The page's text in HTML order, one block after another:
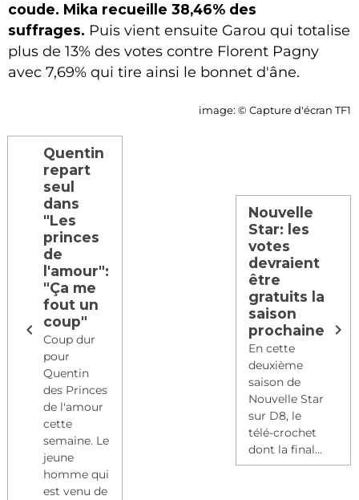
coude. Mika recueille 38,46% des
suffrages. Puis vient ensuite Garou qui totalise
plus de 13% des votes contre Florent Pagny
avec 7,69% qui tire ainsi le bonnet d'âne.
image: © Capture d'écran TF1
Quentin
repart
seul
dans
"Les
princes
de
l'amour":
"Ça me
fout un
coup"
Coup dur
pour
Quentin
des Princes
de l'amour
cette
semaine. Le
jeune
homme qui
est venu de
Nouvelle
Star: les
votes
devraient
être
gratuits la
saison
prochaine
En cette
deuxième
saison de
Nouvelle Star
sur D8, le
télé-crochet
dont la final...